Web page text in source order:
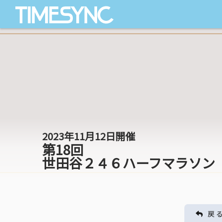
2023年11月12日開催
第18回
世田谷２４６ハーフマラソン
戻